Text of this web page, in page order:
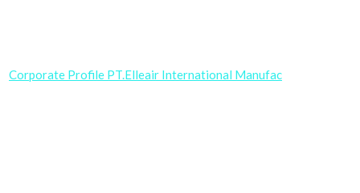
Corporate Profile PT.Elleair International Manufac